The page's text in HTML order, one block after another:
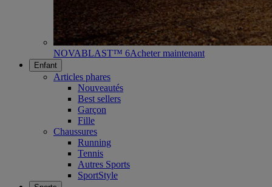
NOVABLAST™ 6Acheter maintenant
Enfant
Articles phares
Nouveautés
Best sellers
Garçon
Fille
Chaussures
Running
Tennis
Autres Sports
SportStyle